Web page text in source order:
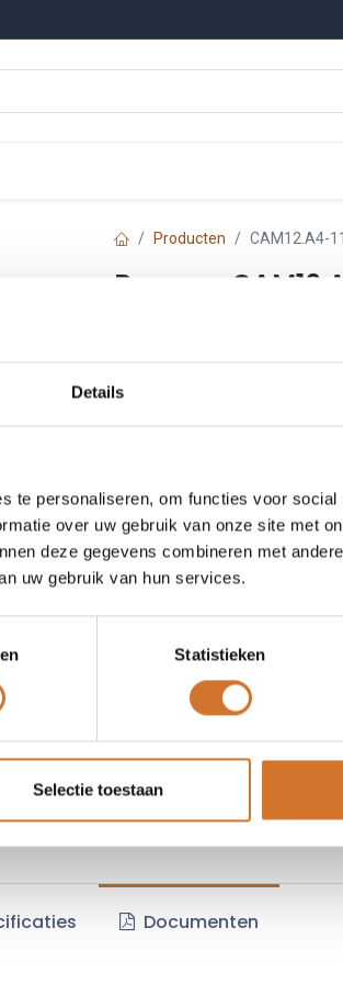
Details
te personaliseren, om functies voor social
over uw gebruik van onze site met
deze gegevens combineren met
uw gebruik van hun services.
Statistieken
Selectie toestaan
Producten CAM12.A4-
Baumer
Leveranciersnummer :
Login
Vergelijken
Vraag offerte
Fabrikantcode : 11232878
Algemene voorwaarden :
Documenten